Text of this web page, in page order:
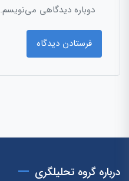
دوباره دیدگاهی می‌نویسم.
درباره گروه تحلیلگری